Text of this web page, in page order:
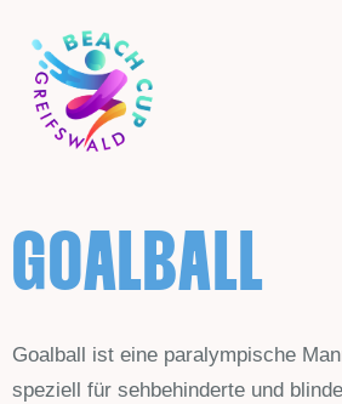
GOALBALL
Goalball ist eine paralympische
speziell für sehbehinderte und